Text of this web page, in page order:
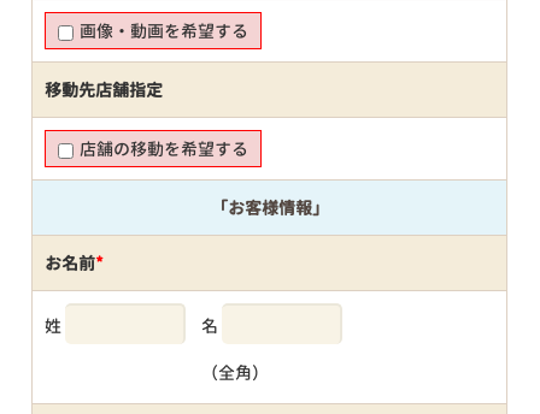
画像・動画を希望する
移動先店舗指定
店舗の移動を希望する
「お客様情報」
お名前*
姓 名
（全角）